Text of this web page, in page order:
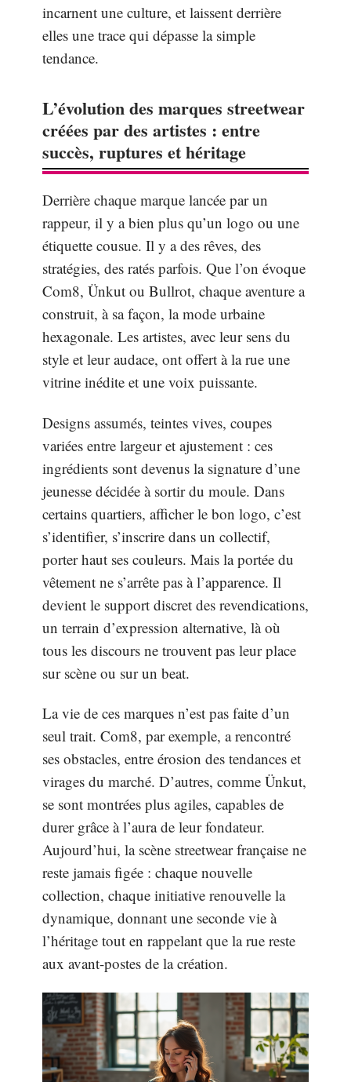
incarnent une culture, et laissent derrière
elles une trace qui dépasse la simple
tendance.
L’évolution des marques streetwear
créées par des artistes : entre
succès, ruptures et héritage
Derrière chaque marque lancée par un
rappeur, il y a bien plus qu’un logo ou une
étiquette cousue. Il y a des rêves, des
stratégies, des ratés parfois. Que l’on évoque
Com8, Ünkut ou Bullrot, chaque aventure a
construit, à sa façon, la mode urbaine
hexagonale. Les artistes, avec leur sens du
style et leur audace, ont offert à la rue une
vitrine inédite et une voix puissante.
Designs assumés, teintes vives, coupes
variées entre largeur et ajustement : ces
ingrédients sont devenus la signature d’une
jeunesse décidée à sortir du moule. Dans
certains quartiers, afficher le bon logo, c’est
s’identifier, s’inscrire dans un collectif,
porter haut ses couleurs. Mais la portée du
vêtement ne s’arrête pas à l’apparence. Il
devient le support discret des revendications,
un terrain d’expression alternative, là où
tous les discours ne trouvent pas leur place
sur scène ou sur un beat.
La vie de ces marques n’est pas faite d’un
seul trait. Com8, par exemple, a rencontré
ses obstacles, entre érosion des tendances et
virages du marché. D’autres, comme Ünkut,
se sont montrées plus agiles, capables de
durer grâce à l’aura de leur fondateur.
Aujourd’hui, la scène streetwear française ne
reste jamais figée : chaque nouvelle
collection, chaque initiative renouvelle la
dynamique, donnant une seconde vie à
l’héritage tout en rappelant que la rue reste
aux avant-postes de la création.